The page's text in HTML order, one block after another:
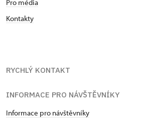
Pro média
Kontakty
RYCHLÝ KONTAKT
INFORMACE PRO NÁVŠTĚVNÍKY
Informace pro návštěvníky